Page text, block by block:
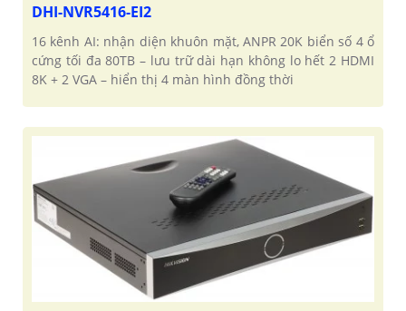
DHI-NVR5416-EI2
16 kênh AI: nhận diện khuôn mặt, ANPR 20K biển số 4 ổ
cứng tối đa 80TB – lưu trữ dài hạn không lo hết 2 HDMI
8K + 2 VGA – hiển thị 4 màn hình đồng thời